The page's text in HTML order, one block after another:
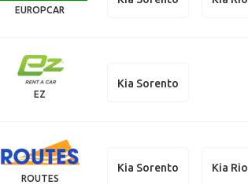
EUROPCAR
EZ
Kia Sorento
ROUTES
Kia Sorento Kia Rio